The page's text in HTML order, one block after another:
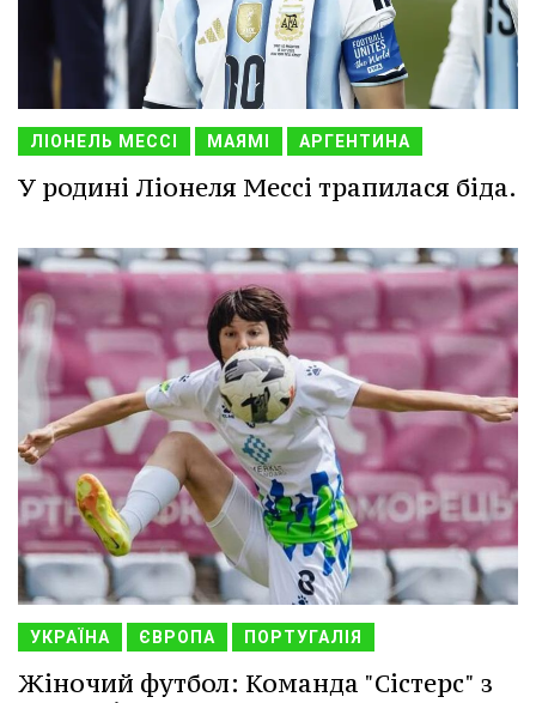
ЛІОНЕЛЬ МЕССІ МАЯМІ АРГЕНТИНА
У родині Ліонеля Мессі трапилася біда.
УКРАЇНА ЄВРОПА ПОРТУГАЛІЯ
Жіночий футбол: Команда "Сістерс" з